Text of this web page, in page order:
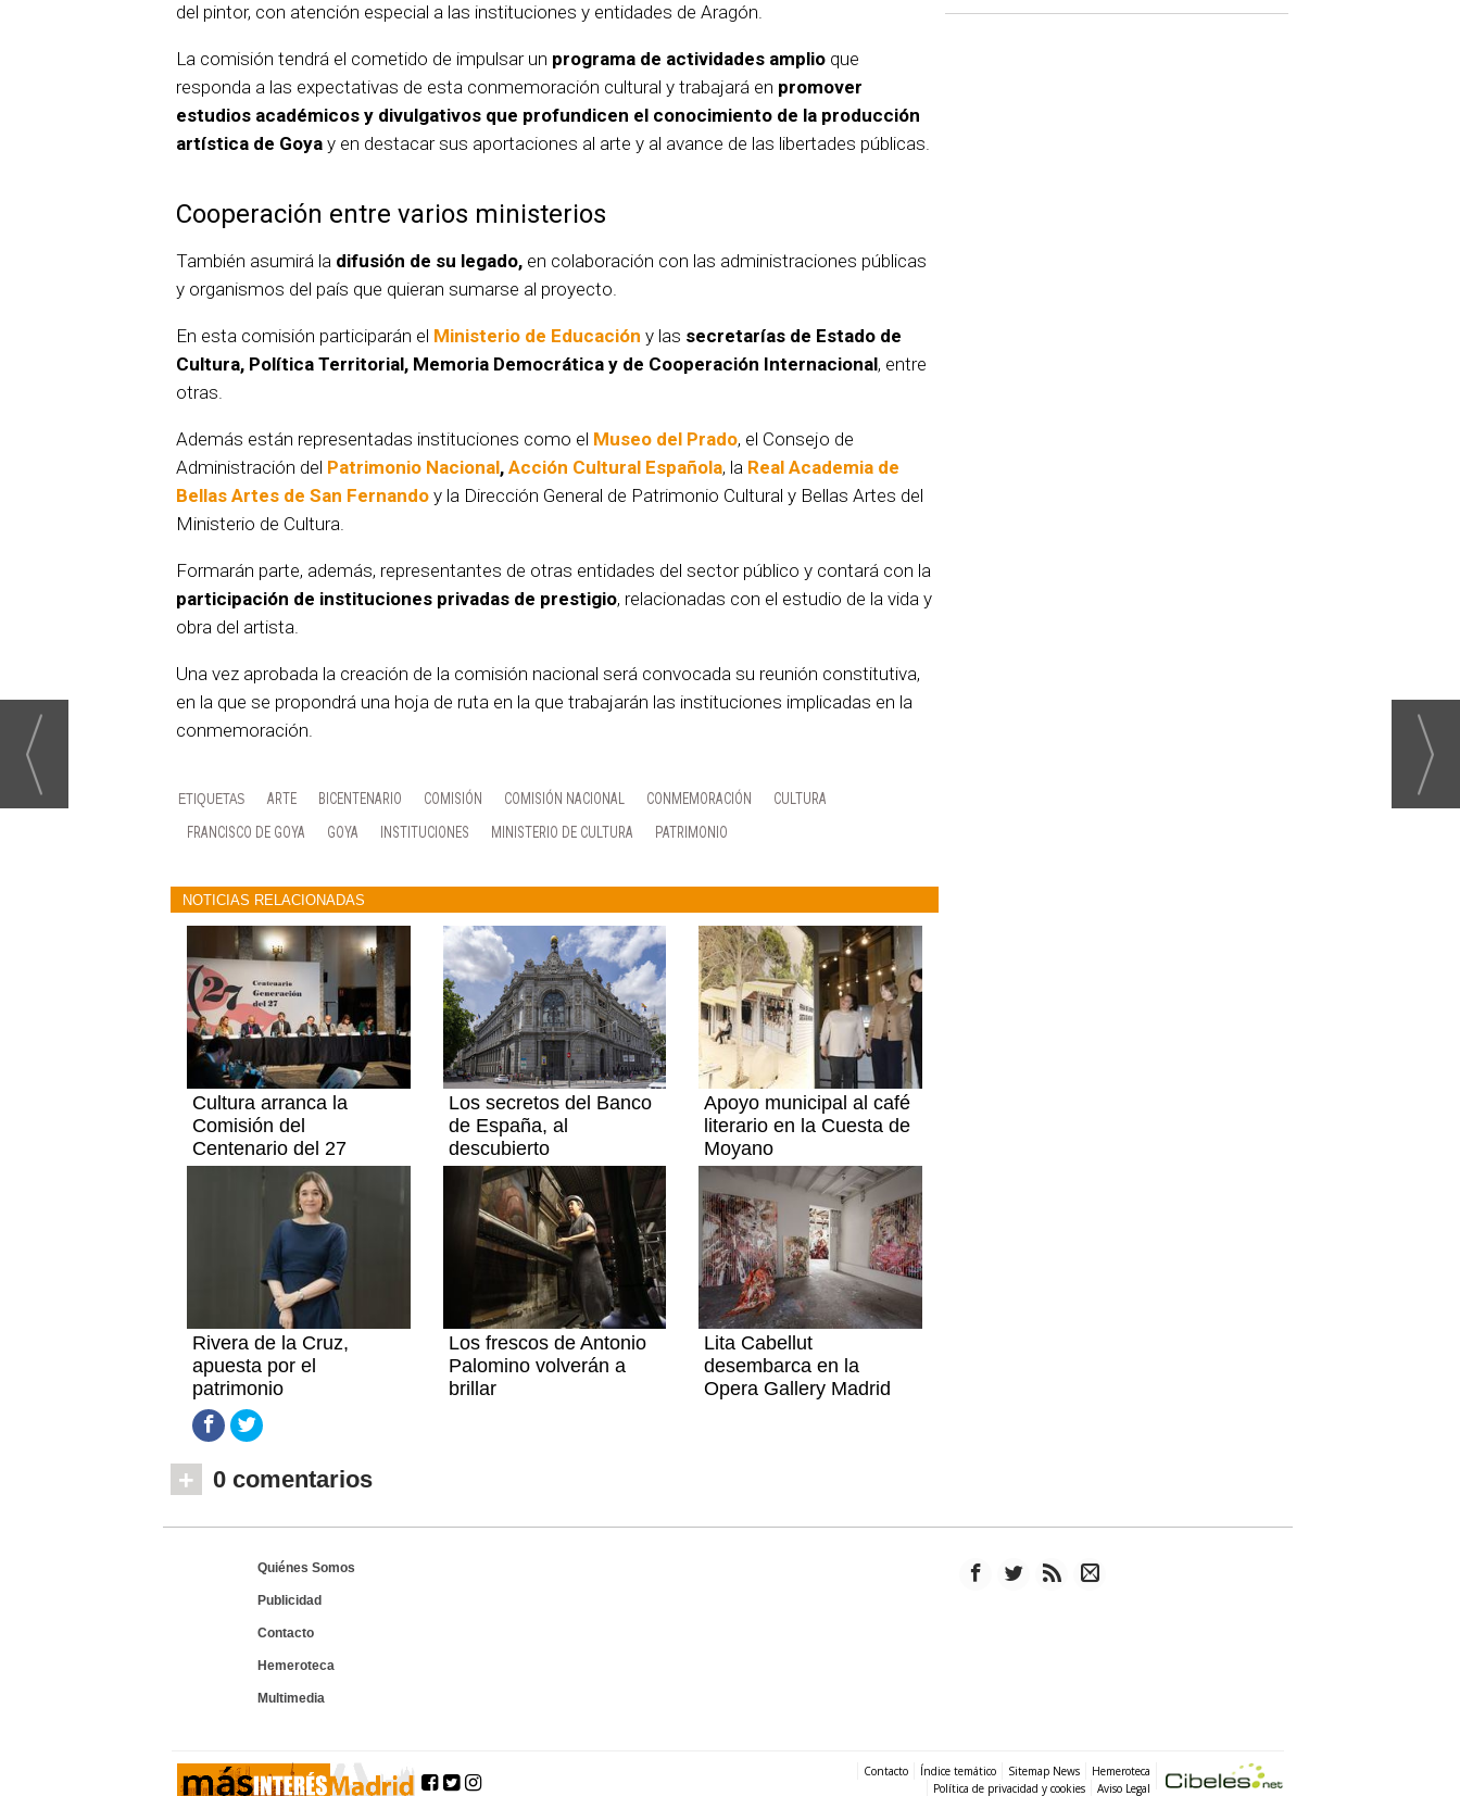
del pintor, con atención especial a las instituciones y entidades de Aragón.
La comisión tendrá el cometido de impulsar un programa de actividades amplio que
responda a las expectativas de esta conmemoración cultural y trabajará en promover
estudios académicos y divulgativos que profundicen el conocimiento de la producción
artística de Goya y en destacar sus aportaciones al arte y al avance de las libertades públicas.
Cooperación entre varios ministerios
También asumirá la difusión de su legado, en colaboración con las administraciones públicas
y organismos del país que quieran sumarse al proyecto.
En esta comisión participarán el Ministerio de Educación y las secretarías de Estado de
Cultura, Política Territorial, Memoria Democrática y de Cooperación Internacional, entre
otras.
Además están representadas instituciones como el Museo del Prado, el Consejo de
Administración del Patrimonio Nacional, Acción Cultural Española, la Real Academia de
Bellas Artes de San Fernando y la Dirección General de Patrimonio Cultural y Bellas Artes del
Ministerio de Cultura.
Formarán parte, además, representantes de otras entidades del sector público y contará con la
participación de instituciones privadas de prestigio, relacionadas con el estudio de la vida y
obra del artista.
Una vez aprobada la creación de la comisión nacional será convocada su reunión constitutiva,
en la que se propondrá una hoja de ruta en la que trabajarán las instituciones implicadas en la
conmemoración.
ARTE BICENTENARIO COMISIÓN COMISIÓN NACIONAL CONMEMORACIÓN
CULTURA
FRANCISCO DE GOYA
GOYA INSTITUCIONES MINISTERIO DE CULTURA PATRIMONIO
NOTICIAS RELACIONADAS
Cultura arranca la
Comisión del
Centenario del 27
Los secretos del Banco
de España, al
descubierto
Apoyo municipal al café
literario en la Cuesta de
Moyano
Rivera de la Cruz,
apuesta por el
patrimonio
Los frescos de Antonio
Palomino volverán a
brillar
Lita Cabellut
desembarca en la
Opera Gallery Madrid
+ 0 comentarios
Quiénes Somos
Publicidad
Contacto
Hemeroteca
Multimedia
Contacto Índice temático Sitemap News
Hemeroteca
Política de privacidad y cookies
Aviso Legal